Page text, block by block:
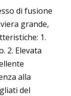
di fusione
grande,
1.
2. Elevata
alla
del